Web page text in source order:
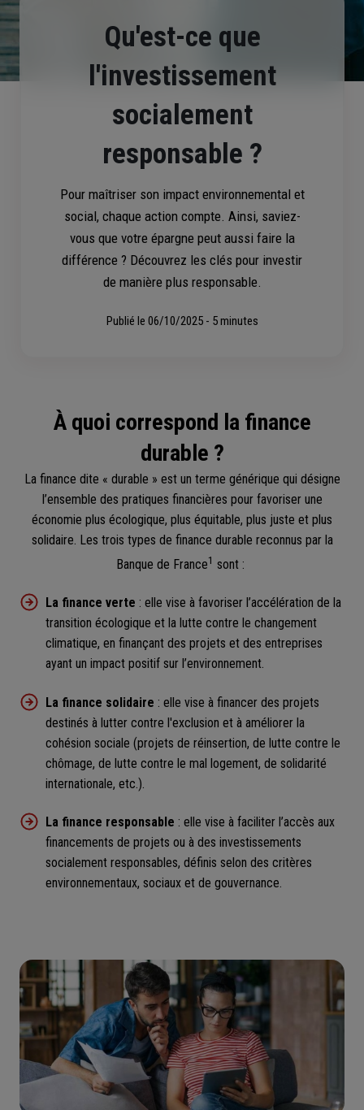
Qu'est-ce que
l'investissement
socialement
responsable ?
Pour maîtriser son impact environnemental et
social, chaque action compte. Ainsi, saviez-
vous que votre épargne peut aussi faire la
différence ? Découvrez les clés pour investir
de manière plus responsable.
Publié le 06/10/2025 - 5 minutes
À quoi correspond la finance
durable ?
La finance dite « durable » est un terme générique qui désigne
l’ensemble des pratiques financières pour favoriser une
économie plus écologique, plus équitable, plus juste et plus
solidaire. Les trois types de finance durable reconnus par la
Banque de France1 sont :
La finance verte : elle vise à favoriser l’accélération de la
transition écologique et la lutte contre le changement
climatique, en finançant des projets et des entreprises
ayant un impact positif sur l’environnement.
La finance solidaire : elle vise à financer des projets
destinés à lutter contre l'exclusion et à améliorer la
cohésion sociale (projets de réinsertion, de lutte contre le
chômage, de lutte contre le mal logement, de solidarité
internationale, etc.).
La finance responsable : elle vise à faciliter l’accès aux
financements de projets ou à des investissements
socialement responsables, définis selon des critères
environnementaux, sociaux et de gouvernance.